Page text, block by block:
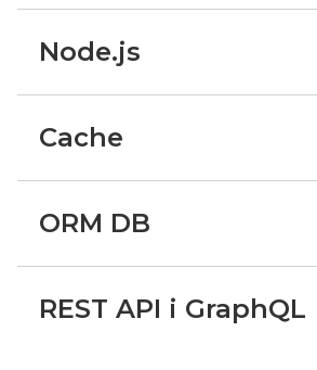
Node.js
Cache
ORM DB
REST API i GraphQL